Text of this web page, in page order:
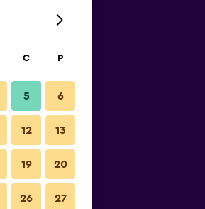
C P
5 6
12 13
19 20
26 27